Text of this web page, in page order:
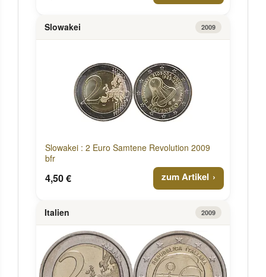
Slowakei 2009
Slowakei : 2 Euro Samtene Revolution 2009
bfr
4,50 € zum Artikel
Italien 2009